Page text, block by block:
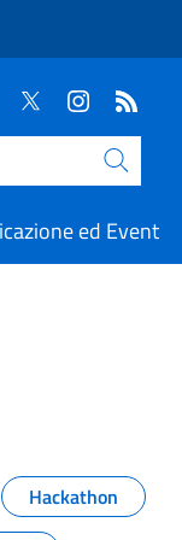
ed Eventi
Hackathon